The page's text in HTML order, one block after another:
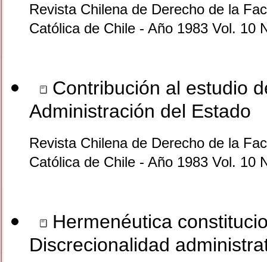
Revista Chilena de Derecho de la
Católica de Chile - Año 1983 Vol. 10
Contribución al estudio
Administración del Estado
Revista Chilena de Derecho de la
Católica de Chile - Año 1983 Vol. 10
Hermenéutica
Discrecionalidad